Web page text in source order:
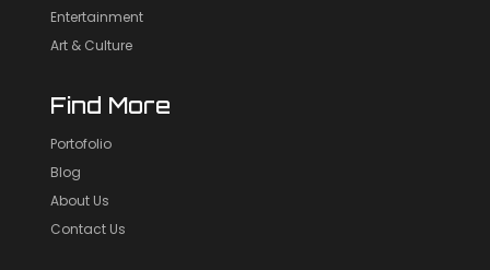
Entertainment
Art & Culture
Find More
Portofolio
Blog
About Us
Contact Us